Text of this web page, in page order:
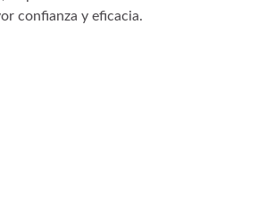
confianza y eficacia.